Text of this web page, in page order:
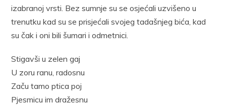
izabranoj vrsti. Bez sumnje su se osjećali uzvišeno u
trenutku kad su se prisjećali svojeg tadašnjeg bića, kad
su čak i oni bili šumari i odmetnici.
Stigavši u zelen gaj
U zoru ranu, radosnu
Začu tamo ptica poj
Pjesmicu im dražesnu